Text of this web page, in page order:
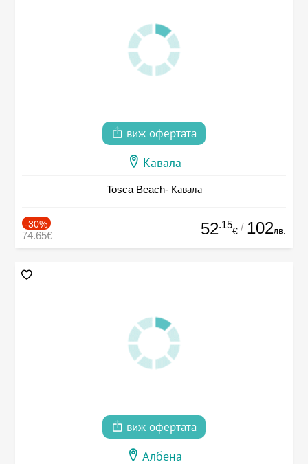
виж офертата
Кавала
Tosca Beach- Кавала
-30%
74.65€ 52.15
€ / 102лв.
виж офертата
Албена